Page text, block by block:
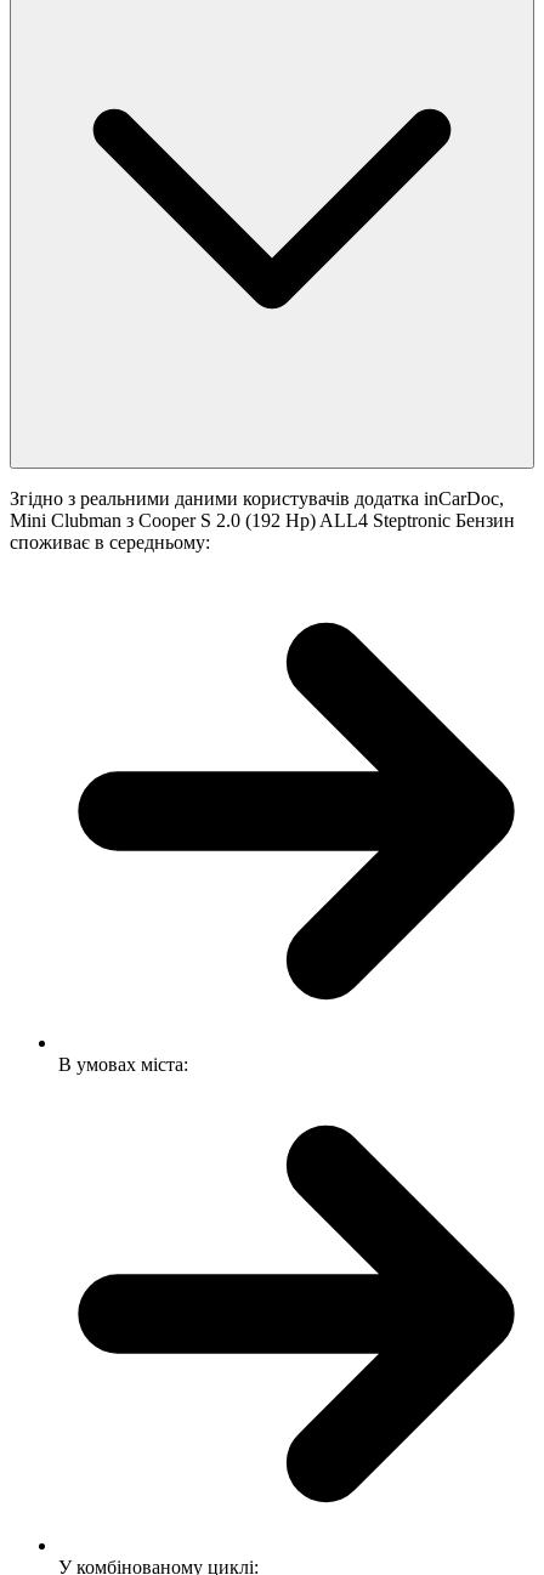
Згідно з реальними даними користувачів додатка inCarDoc,
Mini Clubman з Cooper S 2.0 (192 Hp) ALL4 Steptronic Бензин
споживає в середньому:
В умовах міста:
У комбінованому циклі: